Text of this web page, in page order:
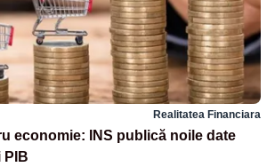
Realitatea Financiara
economie: INS publică noile date
PIB